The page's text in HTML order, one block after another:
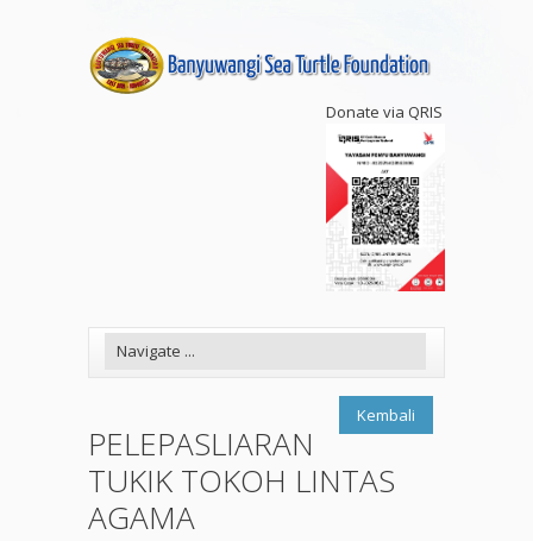
Donate via QRIS
Kembali
PELEPASLIARAN
TUKIK TOKOH LINTAS
AGAMA